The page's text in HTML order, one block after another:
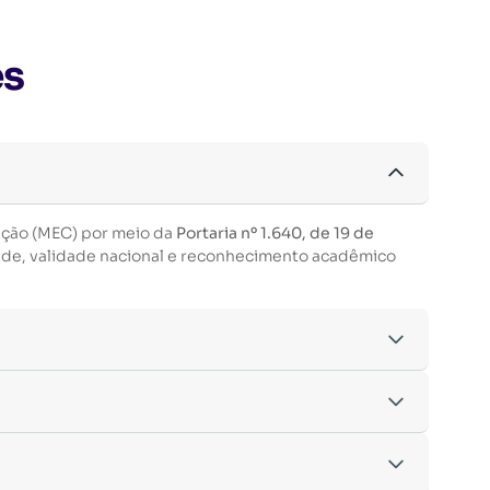
(MEC) por meio da Portaria nº 1.640, de 19 de
validade nacional e reconhecimento acadêmico
com os critérios estabelecidos pelo